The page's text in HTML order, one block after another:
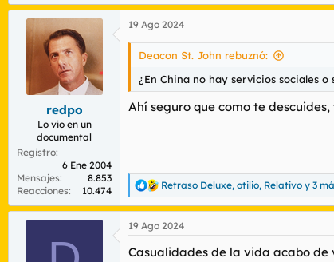
redpo
Lo vio en un
documental
Registro
6 Ene 2004
Mensajes
8.853
Reacciones
10.474
19 Ago 2024
Deacon St. John rebuznó:
¿En China no hay servicios sociales
Ahí seguro que como te
R
e
a
c
i
Retraso Deluxe, otilio, Relativo y 3
19 Ago 2024
Casualidades de la vida acabo de